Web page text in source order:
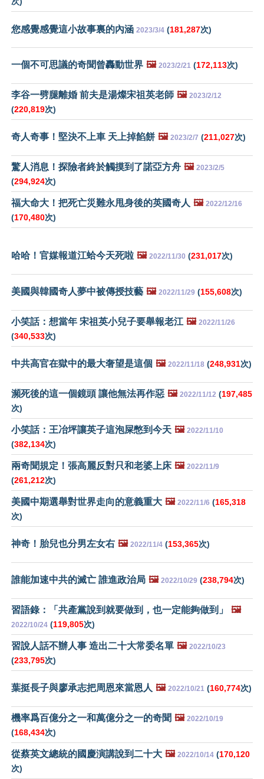
您感覺感覺這小故事裏的內涵 2023/3/4 (181,287次)
一個不可思議的奇聞曾轟動世界 🖼️ 2023/2/21 (172,113次)
李谷一劈腿離婚 前夫是湯燦宋祖英老師 🖼️ 2023/2/12
(220,819次)
奇人奇事！堅決不上車 天上掉餡餅 🖼️ 2023/2/7 (211,027次)
驚人消息！探險者終於觸摸到了諾亞方舟 🖼️ 2023/2/5
(294,924次)
福大命大！把死亡災難永甩身後的英國奇人 🖼️ 2022/12/16
(170,480次)
哈哈！官媒報道江蛤今天死啦 🖼️ 2022/11/30 (231,017次)
美國與韓國奇人夢中被傳授技藝 🖼️ 2022/11/29 (155,608次)
小笑話：想當年 宋祖英小兒子要舉報老江 🖼️ 2022/11/26
(340,533次)
中共高官在獄中的最大奢望是這個 🖼️ 2022/11/18 (248,931次)
瀕死後的這一個鏡頭 讓他無法再作惡 🖼️ 2022/11/12 (197,485
次)
小笑話：王冶坪讓英子這泡屎憋到今天 🖼️ 2022/11/10
(382,134次)
兩奇聞規定！張高麗反對只和老婆上床 🖼️ 2022/11/9
(261,212次)
美國中期選舉對世界走向的意義重大 🖼️ 2022/11/6 (165,318
次)
神奇！胎兒也分男左女右 🖼️ 2022/11/4 (153,365次)
誰能加速中共的滅亡 誰進政治局 🖼️ 2022/10/29 (238,794次)
習語錄：「共產黨說到就要做到，也一定能夠做到」 🖼️
2022/10/24 (119,805次)
習說人話不辦人事 造出二十大常委名單 🖼️ 2022/10/23
(233,795次)
葉挺長子與廖承志把周恩來當恩人 🖼️ 2022/10/21 (160,774次)
機率爲百億分之一和萬億分之一的奇聞 🖼️ 2022/10/19
(168,434次)
從蔡英文總統的國慶演講說到二十大 🖼️ 2022/10/14 (170,120
次)